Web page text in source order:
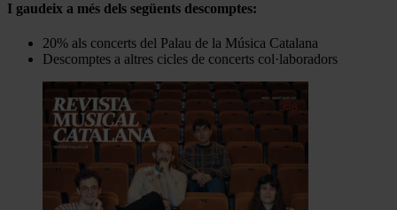
I gaudeix a més dels següents descomptes:
20% als concerts del Palau de la Música Catalana
Descomptes a altres cicles de concerts col·laboradors